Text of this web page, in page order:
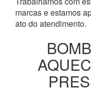
marcas e estamos
ato do atendimento.